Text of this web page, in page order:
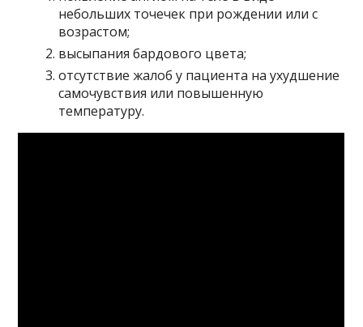
небольших точечек при рождении или с
возрастом;
высыпания бардового цвета;
отсутствие жалоб у пациента на ухудшение
самочувствия или повышенную
температуру.